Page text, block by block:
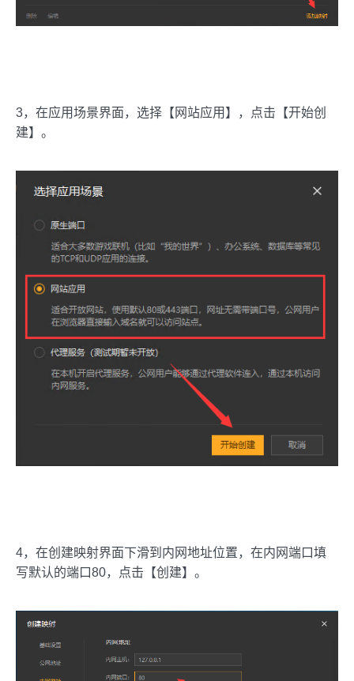
3，在应用场景界面，选择【网站应用】，点击【开始创
建】。
4，在创建映射界面下滑到内网地址位置，在内网端口填
写默认的端口80，点击【创建】。